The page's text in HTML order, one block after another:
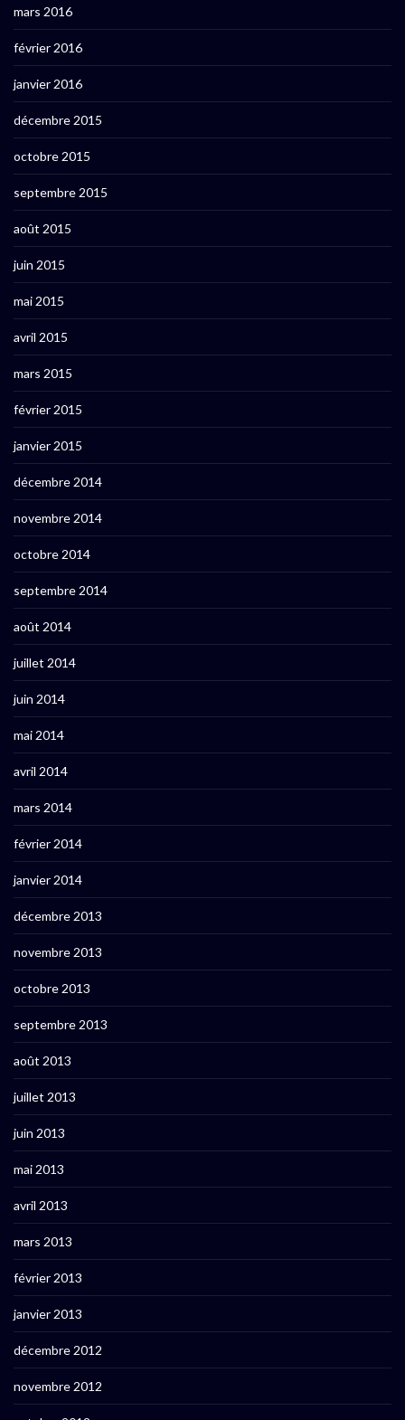
mars 2016
février 2016
janvier 2016
décembre 2015
octobre 2015
septembre 2015
août 2015
juin 2015
mai 2015
avril 2015
mars 2015
février 2015
janvier 2015
décembre 2014
novembre 2014
octobre 2014
septembre 2014
août 2014
juillet 2014
juin 2014
mai 2014
avril 2014
mars 2014
février 2014
janvier 2014
décembre 2013
novembre 2013
octobre 2013
septembre 2013
août 2013
juillet 2013
juin 2013
mai 2013
avril 2013
mars 2013
février 2013
janvier 2013
décembre 2012
novembre 2012